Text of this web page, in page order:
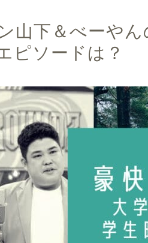
山下＆べーや
ピソードは？